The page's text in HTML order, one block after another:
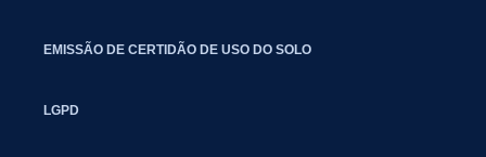
EMISSÃO DE CERTIDÃO DE USO DO SOLO
LGPD